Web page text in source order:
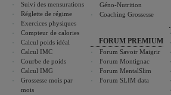
Suivi des mensurations
Réglette de régime
Exercices physiques
Compteur de calories
Calcul poids idéal
Calcul IMC
Courbe de poids
Calcul IMG
Grossesse mois par
mois
Géno-Nutrition
Coaching Grossesse
FORUM PREMIUM
Forum Savoir Maigrir
Forum Montignac
Forum MentalSlim
Forum SLIM data